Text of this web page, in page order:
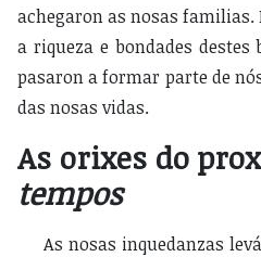
achegaron as nosas
a riqueza e bondades
pasaron a formar parte de
das nosas vidas.
As orixes do
tempos
As nosas inquedanzas